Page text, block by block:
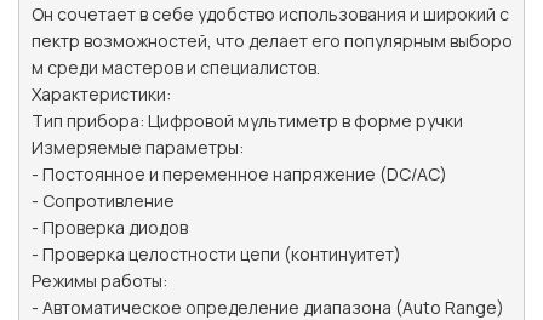
Он сочетает в себе удобство использования и широкий с
пектр возможностей, что делает его популярным выборо
м среди мастеров и специалистов.
Характеристики:
Тип прибора: Цифровой мультиметр в форме ручки
Измеряемые параметры:
- Постоянное и переменное напряжение (DC/AC)
- Сопротивление
- Проверка диодов
- Проверка целостности цепи (континуитет)
Режимы работы:
- Автоматическое определение диапазона (Auto Range)